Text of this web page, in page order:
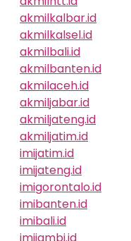
akmilkalbar.id
akmilkalsel.id
akmilbali.id
akmilbanten.id
akmilaceh.id
akmiljabar.id
akmiljateng.id
akmiljatim.id
imijatim.id
imijateng.id
imigorontalo.id
imibanten.id
imibali.id